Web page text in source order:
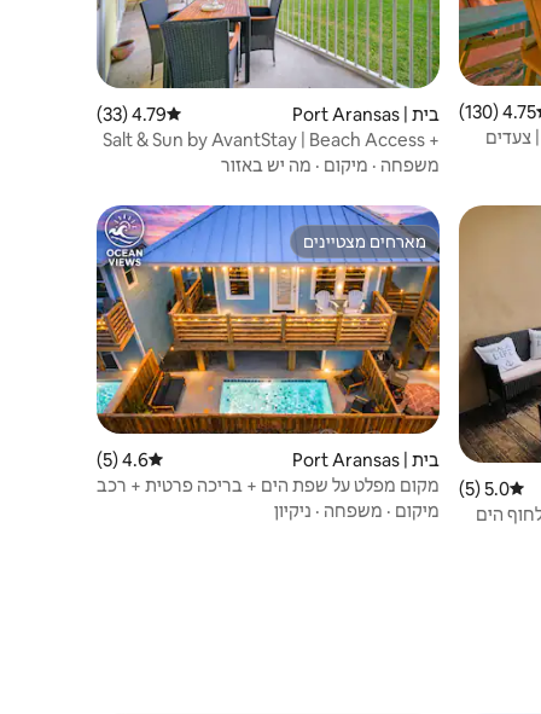
ממוצע של 4.75 מתוך 5, 130 ביקורות
4.75 (130)
• 2 בריכות | צעדים
בית | Port Aransas דירוג ממוצע של 4.79 מתוך 5, 33 ביקורות
4.79 (33)
Salt & Sun by AvantStay | Beach Access +
Pool
משפחה · מיקום · מה יש באזור
דירוג ממוצע של 5.0 מתוך 5, 5 ביקורות
5.0 (5)
הליכה לחוף הים
מארחים מצטיינים
מארחים מצטיינים
בית | Port Aransas דירוג ממוצע של 4.6 מתוך 5, 5 ביקורות
4.6 (5)
מקום מפלט על שפת הים + בריכה פרטית + רכב
גולף!
מיקום · משפחה · ניקיון